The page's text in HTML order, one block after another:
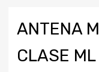
ANTENA
CLASE